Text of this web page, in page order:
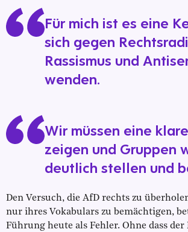
Für mich ist es eine
sich gegen
Rassismus und
wenden.
Wir müssen eine
zeigen und Gruppen
deutlich stellen und
Den Versuch, die AfD rechts zu
nur ihres Vokabulars zu bemächtigen,
Führung heute als Fehler. Ohne dass der